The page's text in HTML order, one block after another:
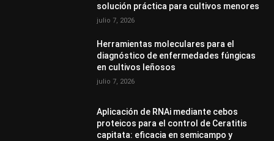
solución práctica para cultivos menores
julio 7, 2026
Herramientas moleculares para el
diagnóstico de enfermedades fúngicas
en cultivos leñosos
julio 7, 2026
Aplicación de RNAi mediante cebos
proteicos para el control de Ceratitis
capitata: eficacia en semicampo y